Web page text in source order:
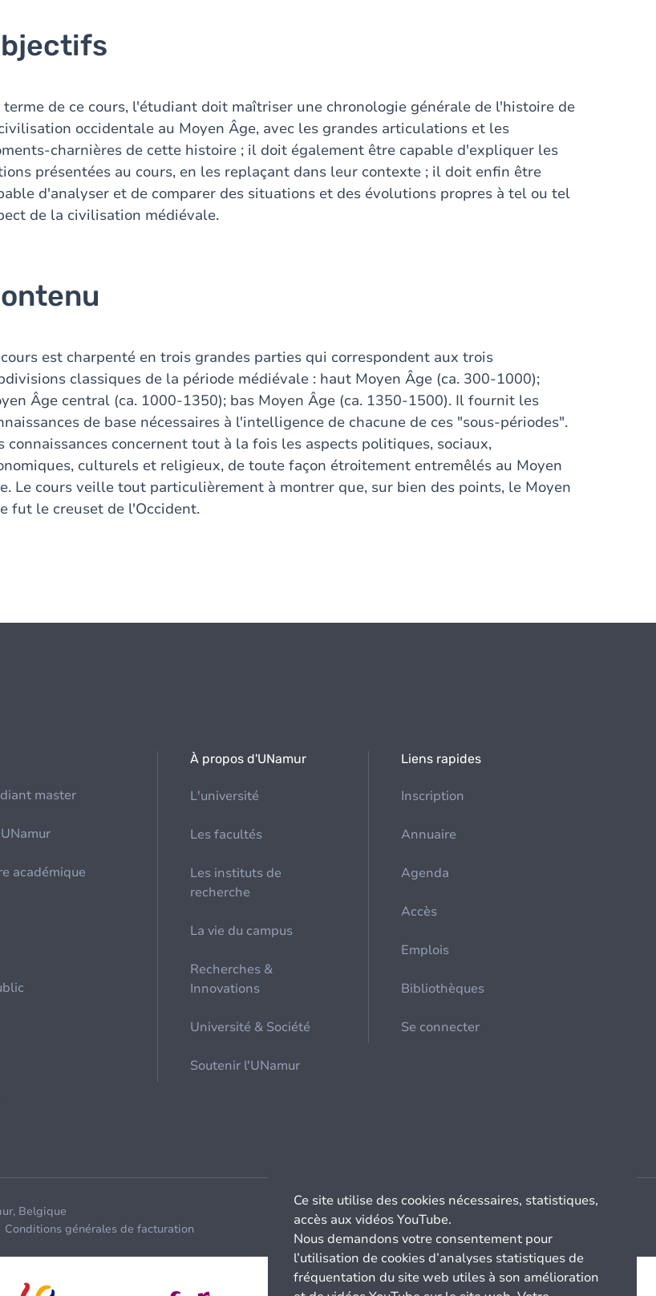
terme de ce cours, l'étudiant doit maîtriser une chronologie générale de l'histoire de
occidentale au Moyen Âge, avec les grandes articulations et les
charnières de cette histoire ; il doit également être capable d'expliquer les
présentées au cours, en les replaçant dans leur contexte ; il doit enfin être
d'analyser et de comparer des situations et des évolutions propres à tel ou tel
de la civilisation médiévale.
est charpenté en trois grandes parties qui correspondent aux trois
classiques de la période médiévale : haut Moyen Âge (ca. 300-1000);
Âge central (ca. 1000-1350); bas Moyen Âge (ca. 1350-1500). Il fournit les
de base nécessaires à l'intelligence de chacune de ces "sous-périodes".
connaissances concernent tout à la fois les aspects politiques, sociaux,
culturels et religieux, de toute façon étroitement entremêlés au Moyen
Le cours veille tout particulièrement à montrer que, sur bien des points, le Moyen
fut le creuset de l'Occident.
master
académique
À propos d'UNamur
L'université
Les facultés
Les instituts de
recherche
La vie du campus
Recherches &
Innovations
Université & Société
Soutenir l'UNamur
Liens rapides
Inscription
Annuaire
Agenda
Accès
Emplois
Bibliothèques
Se connecter
Belgique
Conditions générales de facturation
Ce site utilise des cookies nécessaires, statistiques,
accès aux vidéos YouTube.
Nous demandons votre consentement pour
l’utilisation de cookies d’analyses statistiques de
fréquentation du site web utiles à son amélioration